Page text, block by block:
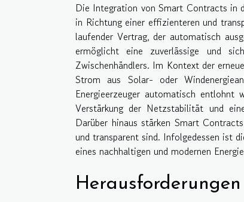
Die Integration von Smart Contracts in
in Richtung einer effizienteren und
laufender Vertrag, der automatisch
ermöglicht eine zuverlässige und
Zwischenhändlers. Im Kontext der
Strom aus Solar- oder
Energieerzeuger automatisch
Verstärkung der Netzstabilität und
Darüber hinaus stärken Smart
und transparent sind. Infolgedessen ist
eines nachhaltigen und modernen